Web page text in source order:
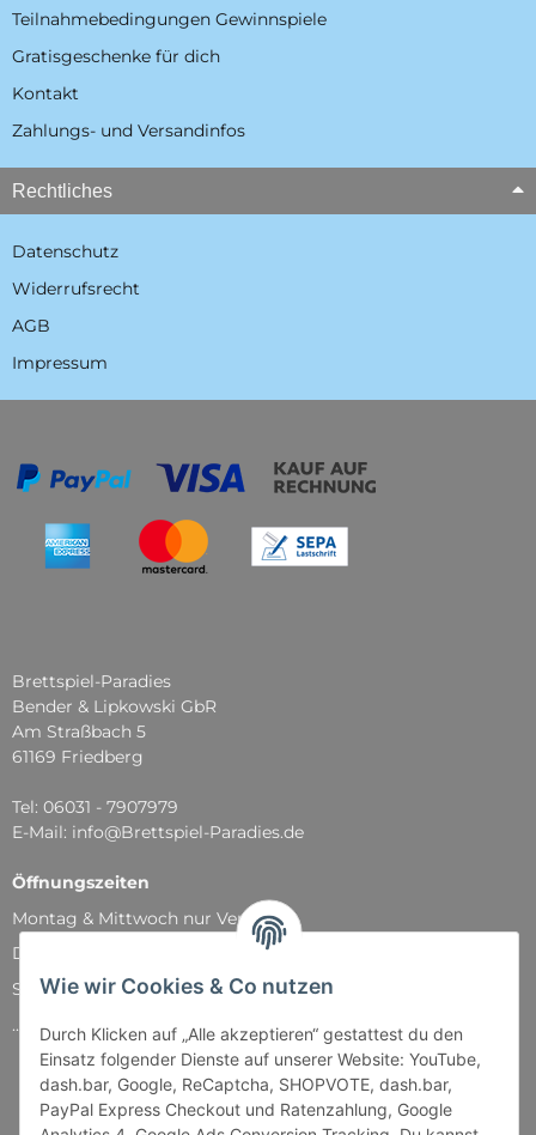
Wie wir Cookies & Co nutzen
Durch Klicken auf „Alle akzeptieren“ gestattest du den
Einsatz folgender Dienste auf unserer Website: YouTube,
dash.bar, Google, ReCaptcha, SHOPVOTE, dash.bar,
PayPal Express Checkout und Ratenzahlung, Google
Teilnahmebedingungen Gewinnspiele
Gratisgeschenke für dich
Kontakt
Zahlungs- und Versandinfos
Rechtliches
Datenschutz
Widerrufsrecht
AGB
Impressum
Brettspiel-Paradies
Bender & Lipkowski GbR
Am Straßbach 5
61169 Friedberg
Tel: 06031 - 7907979
E-Mail: info@Brettspiel-Paradies.de
Öffnungszeiten
Montag & Mittwoch nur Versand
Dienstag, Donnerstag und Freitag: 11:00 - 18:30 Uhr
Samstag: 11:00 - 14:00 Uhr
...und natürlich während unserer Events